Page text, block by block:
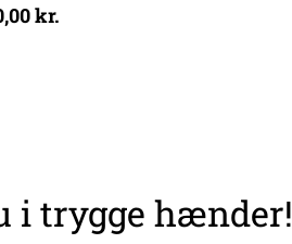
kr.
i trygge hænder!